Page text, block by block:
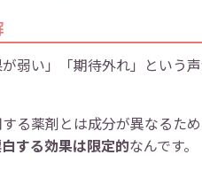
弱い」「期待外れ」という
る薬剤とは成分が異なるため
する効果は限定的なんです。